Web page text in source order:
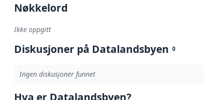
Nøkkelord
Ikke oppgitt
Diskusjoner på Datalandsbyen 0
Ingen diskusjoner funnet
Hva er Datalandsbyen?